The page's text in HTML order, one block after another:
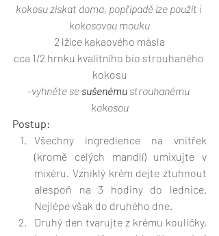
kokosu získat doma, popřípadě lze použít i
kokosovou mouku
2 lžíce kakaového másla
cca 1/2 hrnku kvalitního bio strouhaného
kokosu
-vyhněte se sušenému strouhanému
kokosou
Postup:
Všechny ingredience na vnitřek
(kromě celých mandlí) umixujte v
mixéru. Vzniklý krém dejte ztuhnout
alespoň na 3 hodiny do lednice.
Nejlépe však do druhého dne.
Druhý den tvarujte z krému kouličky,